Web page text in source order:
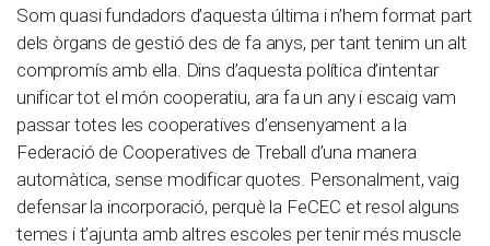
Som quasi fundadors d’aquesta última i n’hem format part
dels òrgans de gestió des de fa anys, per tant tenim un alt
compromís amb ella. Dins d’aquesta política d’intentar
unificar tot el món cooperatiu, ara fa un any i escaig vam
passar totes les cooperatives d’ensenyament a la
Federació de Cooperatives de Treball d’una manera
automàtica, sense modificar quotes. Personalment, vaig
defensar la incorporació, perquè la FeCEC et resol alguns
temes i t’ajunta amb altres escoles per tenir més muscle